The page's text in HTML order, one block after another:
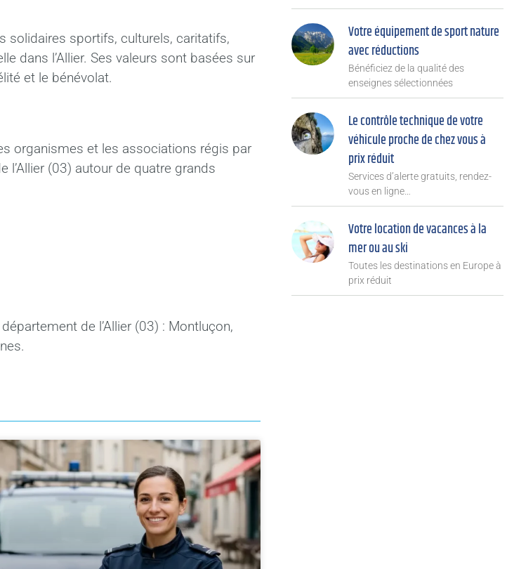
solidaires sportifs, culturels, caritatifs,
dans l’Allier. Ses valeurs sont basées sur
et le bénévolat.
organismes et les associations régis par
(03) autour de quatre grands
de l’Allier (03) : Montluçon,
Votre équipement de sport nature
avec réductions
Bénéficiez de la qualité des
enseignes sélectionnées
Le contrôle technique de votre
véhicule proche de chez vous à
prix réduit
Services d’alerte gratuits, rendez-
vous en ligne…
Votre location de vacances à la
mer ou au ski
Toutes les destinations en Europe à
prix réduit